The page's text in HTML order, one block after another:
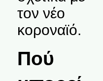
τον νέο
κοροναϊό.
Πού